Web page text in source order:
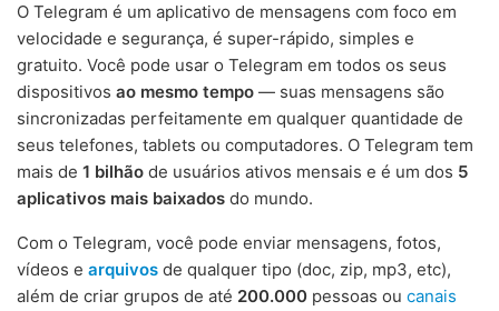
O Telegram é um aplicativo de mensagens com foco em
velocidade e segurança, é super-rápido, simples e
gratuito. Você pode usar o Telegram em todos os seus
dispositivos ao mesmo tempo — suas mensagens são
sincronizadas perfeitamente em qualquer quantidade de
seus telefones, tablets ou computadores. O Telegram tem
mais de 1 bilhão de usuários ativos mensais e é um dos 5
aplicativos mais baixados do mundo.
Com o Telegram, você pode enviar mensagens, fotos,
vídeos e arquivos de qualquer tipo (doc, zip, mp3, etc),
além de criar grupos de até 200.000 pessoas ou canais